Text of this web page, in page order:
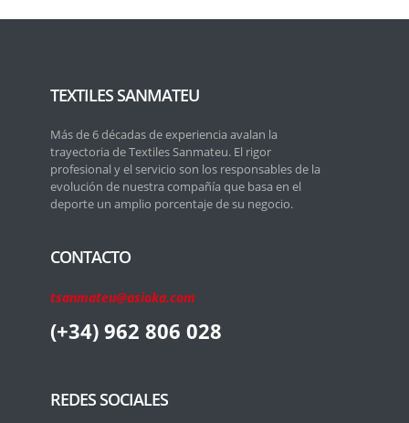
TEXTILES SANMATEU
Más de 6 décadas de experiencia avalan la
trayectoria de Textiles Sanmateu. El rigor
profesional y el servicio son los responsables de la
evolución de nuestra compañía que basa en el
deporte un amplio porcentaje de su negocio.
CONTACTO
tsanmateu@asioka.com
(+34) 962 806 028
REDES SOCIALES